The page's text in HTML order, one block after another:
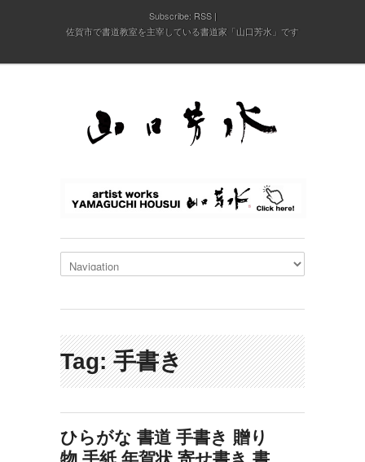
Subscribe: RSS
佐賀市で書道教室を主宰している書道家「山口芳水」です
Tag: 手書き
ひらがな 書道 手書き 贈り